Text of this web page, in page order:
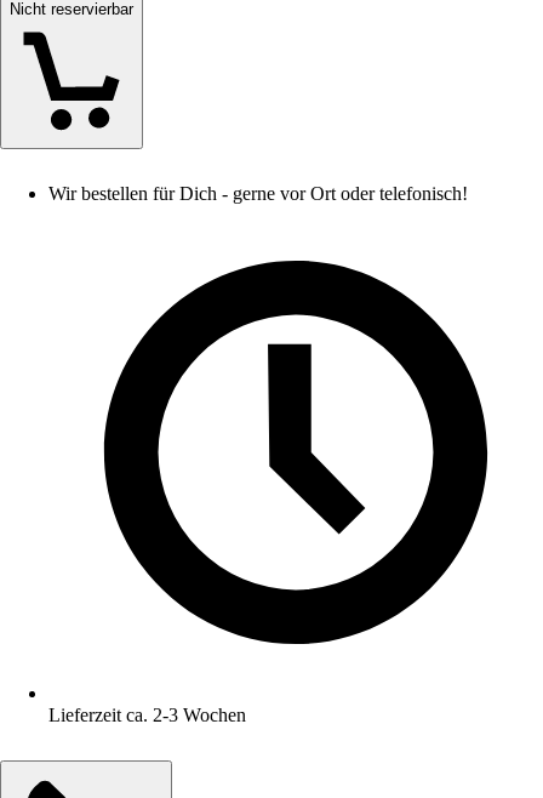
Nicht reservierbar
Wir bestellen für Dich - gerne vor Ort oder telefonisch!
Lieferzeit ca. 2-3 Wochen